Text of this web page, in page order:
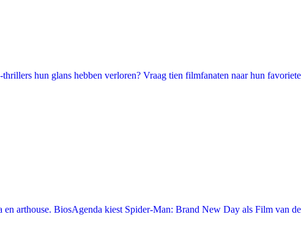
hun glans hebben verloren? Vraag tien filmfanaten naar hun
arthouse. BiosAgenda kiest Spider-Man: Brand New Day als Film van